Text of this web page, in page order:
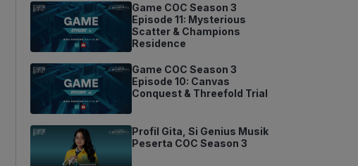
Game COC Season 3
Episode 11: Mysterious
Scatter & Champions
Residence
Game COC Season 3
Episode 10: Canvas
Conquest & Threefold Trial
Profil Gita, Si Genius Musik
Peserta COC Season 3